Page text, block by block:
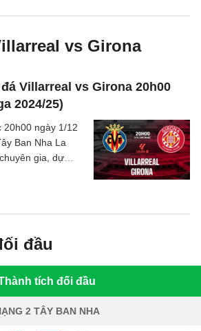
vs Girona
Villarreal vs Girona 20h00
2024/25)
20h00 ngày 1/12
Ban Nha La
gia, dự
- phân tích trận
đầu
tích đối đầu
2 TÂY BAN NHA